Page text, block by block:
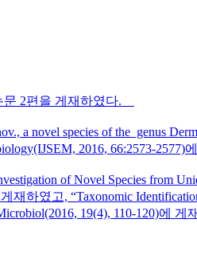
문 2편을 게재하였다.
a novel species of the genus
2016, 66:2573-
of Novel Species from
재하였고, “Taxonomic
19(4), 110-120)에 게